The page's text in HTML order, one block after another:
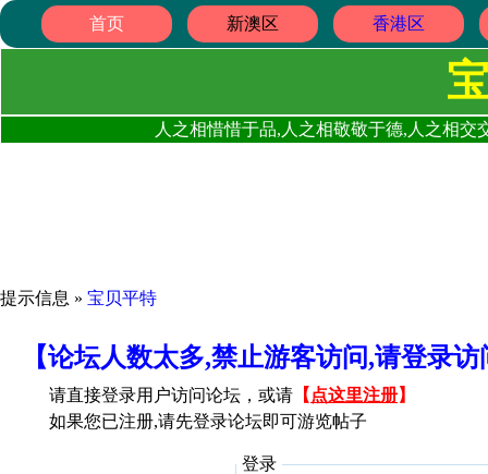
首页 新澳区 香港区
人之相惜惜于品,人之相敬敬于德,人之相
提示信息 » 宝贝平特
【论坛人数太多,禁止游客访问,请登录
请直接登录用户访问论坛，或请 【 点这里注册】
如果您已注册,请先登录论坛即可游览帖子
登录